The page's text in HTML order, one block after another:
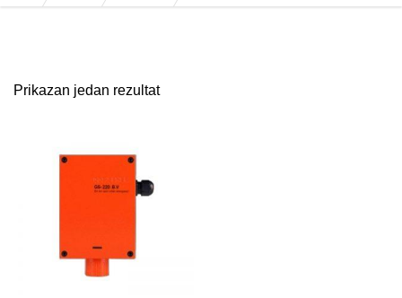
Prikazan jedan rezultat